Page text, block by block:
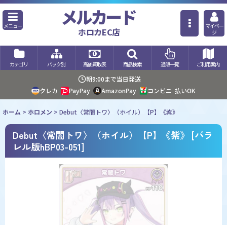
メニュー メルカード
ホロカEC店
マイペー
ジ
カテゴリ パック別 高価買取表 商品検索 通販一覧 ご利用案内
朝9:00まで当日発送
クレカ
PayPay AmazonPay コンビニ 払いOK
ホーム > ホロメン > Debut〈常闇トワ〉（ホイル）【P】《紫》
Debut〈常闇トワ〉（ホイル）【P】《紫》 [パラ
レル版hBP03-051]